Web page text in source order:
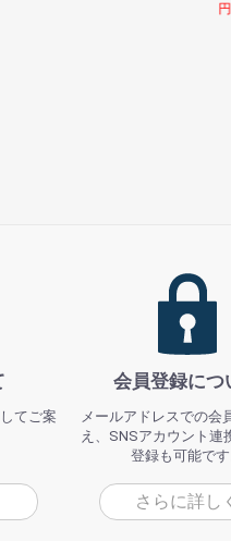
円
てご案
会員登録につ
メールアドレスでの会
え、SNSアカウント連
登録も可能です
さらに詳し